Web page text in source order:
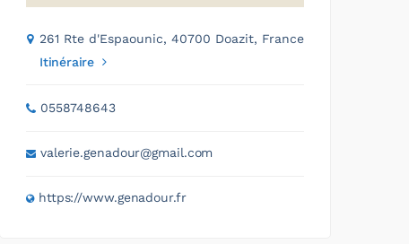
261 Rte d'Espaounic, 40700 Doazit, France
Itinéraire
0558748643
valerie.genadour@gmail.com
https://www.genadour.fr